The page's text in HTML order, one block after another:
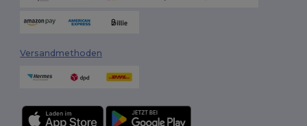
Versandmethoden